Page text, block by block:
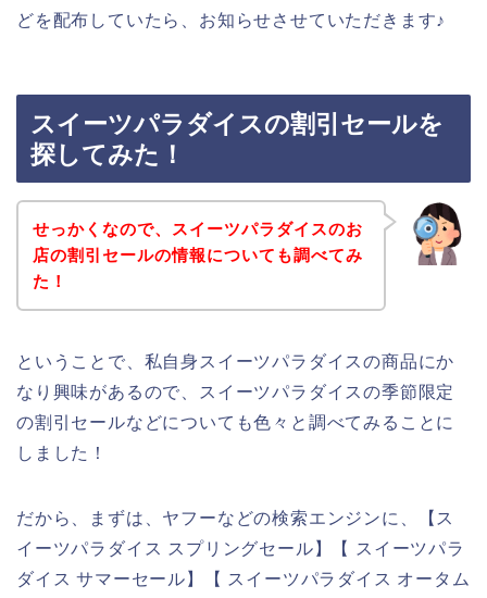
どを配布していたら、お知らせさせていただきます♪
スイーツパラダイスの割引セールを
探してみた！
せっかくなので、スイーツパラダイスのお
店の割引セールの情報についても調べてみ
た！
ということで、私自身スイーツパラダイスの商品にか
なり興味があるので、スイーツパラダイスの季節限定
の割引セールなどについても色々と調べてみることに
しました！
だから、まずは、ヤフーなどの検索エンジンに、【ス
イーツパラダイス スプリングセール】【 スイーツパラ
ダイス サマーセール】【 スイーツパラダイス オータム